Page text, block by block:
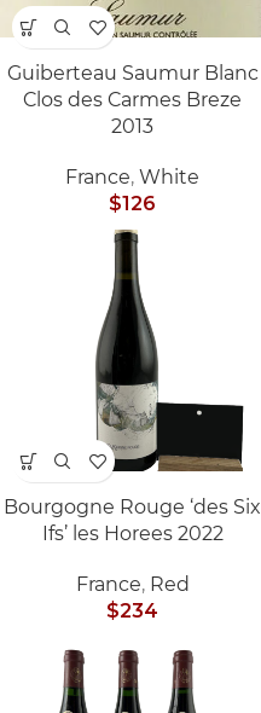
Guiberteau Saumur Blanc
Clos des Carmes Breze
2013
France, White
$126
Bourgogne Rouge ‘des Six
Ifs’ les Horees 2022
France, Red
$234